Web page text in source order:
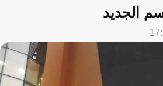
الجديد